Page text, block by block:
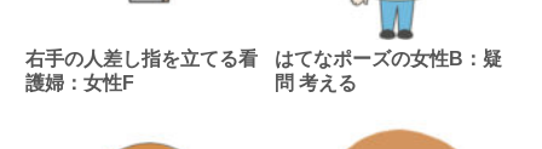
右手の人差し指を立てる看
護婦：女性F
はてなポーズの女性B：疑
問 考える